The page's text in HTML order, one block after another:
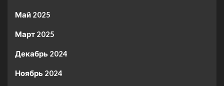
Май 2025
Март 2025
Декабрь 2024
Ноябрь 2024